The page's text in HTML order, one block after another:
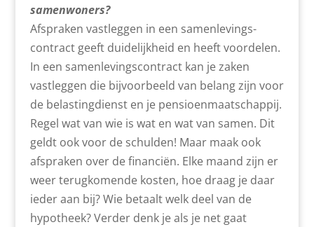
samenwoners?
Afspraken vastleggen in een samenlevings­
contract geeft duidelijkheid en heeft voordelen.
In een samenlevings­contract kan je zaken
vastleggen die bijvoorbeeld van belang zijn voor
de belastingdienst en je pensioenmaatschappij.
Regel wat van wie is wat en wat van samen. Dit
geldt ook voor de schulden! Maar maak ook
afspraken over de financiën. Elke maand zijn er
weer terugkomende kosten, hoe draag je daar
ieder aan bij? Wie betaalt welk deel van de
hypotheek? Verder denk je als je net gaat